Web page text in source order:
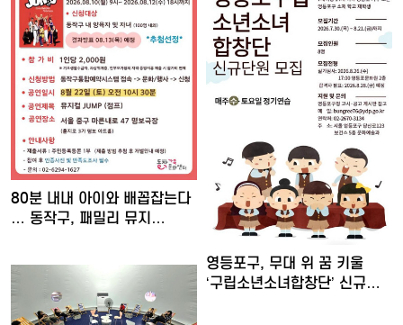
80분 내내 아이와 배꼽잡는다
… 동작구, 패밀리 뮤지…
영등포구, 무대 위 꿈 키울
‘구립소년소녀합창단’ 신규…